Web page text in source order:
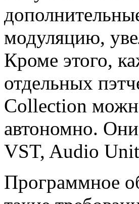
модуляцию,
Кроме этого,
отдельных
Collection
автономно.
VST, Audio
Программное